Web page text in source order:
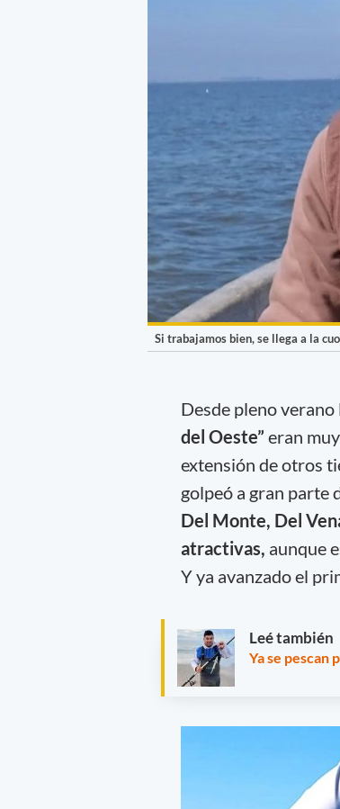
Si trabajamos bien, se llega a la
Desde pleno verano
del Oeste” eran
extensión de otros
golpeó a gran parte
Del Monte, Del
atractivas, aunque
Y ya avanzado el
Leé también
Ya se pescan